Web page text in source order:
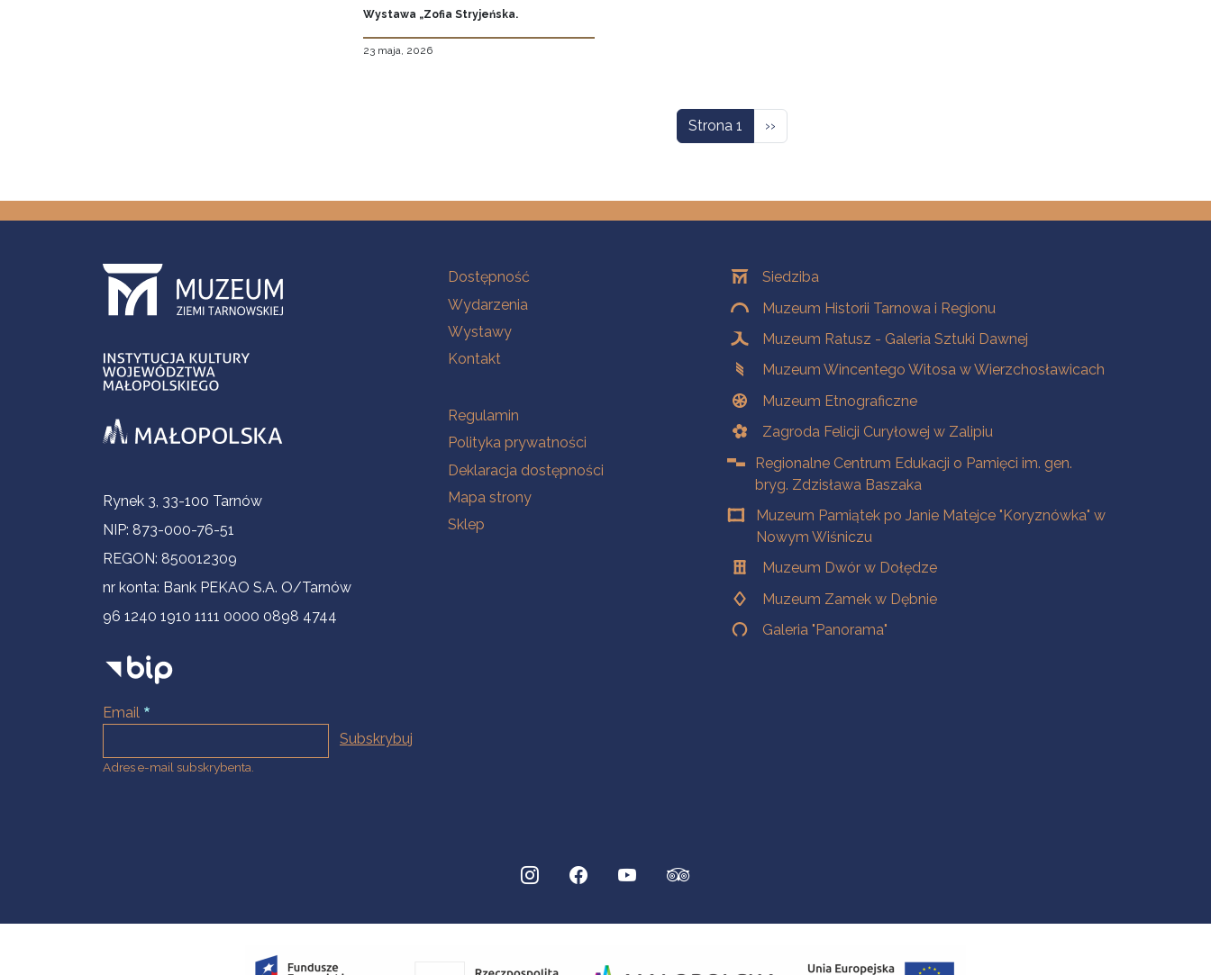
Wystawa „Zofia Stryjeńska.
23 maja, 2026
Strona 1 Następna strona
››
Informacje kontaktowe
Rynek 3, 33-100 Tarnów
NIP: 873-000-76-51
REGON: 850012309
nr konta: Bank PEKAO S.A. O/Tarnów
96 1240 1910 1111 0000 0898 4744
Email
Adres e-mail subskrybenta.
Na skróty
Dostępność
Wydarzenia
Wystawy
Kontakt
Na skróty
Regulamin
Polityka prywatności
Deklaracja dostępności
Mapa strony
Sklep
OddziałySiedziba
Muzeum Historii Tarnowa i Regionu
Muzeum Ratusz - Galeria Sztuki Dawnej
Muzeum Wincentego Witosa w Wierzchosławicach
Muzeum Etnograficzne
Zagroda Felicji Curyłowej w Zalipiu
Regionalne Centrum Edukacji o Pamięci im. gen.
bryg. Zdzisława Baszaka
Muzeum Pamiątek po Janie Matejce "Koryznówka" w
Nowym Wiśniczu
Muzeum Dwór w Dołędze
Muzeum Zamek w Dębnie
Galeria "Panorama"